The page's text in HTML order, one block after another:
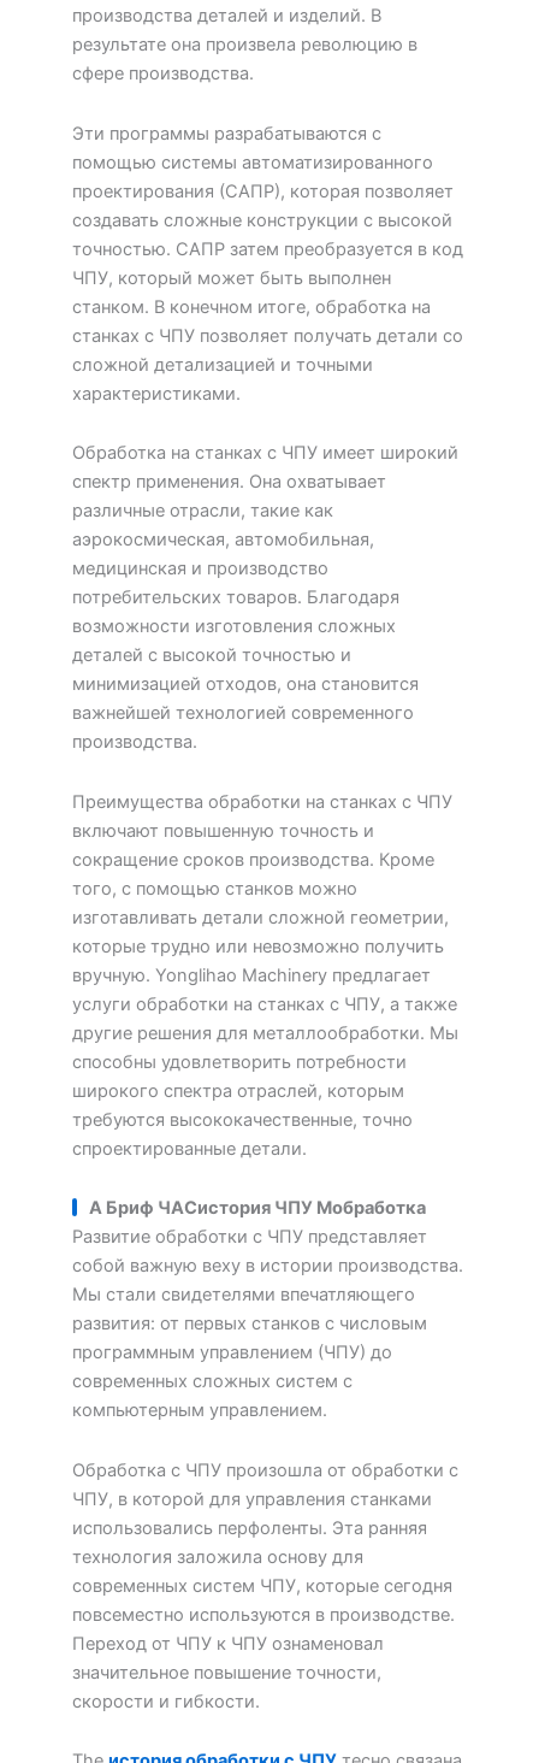
производства деталей и изделий. В
результате она произвела революцию в
сфере производства.
Эти программы разрабатываются с
помощью системы автоматизированного
проектирования (САПР), которая позволяет
создавать сложные конструкции с высокой
точностью. САПР затем преобразуется в код
ЧПУ, который может быть выполнен
станком. В конечном итоге, обработка на
станках с ЧПУ позволяет получать детали со
сложной детализацией и точными
характеристиками.
Обработка на станках с ЧПУ имеет широкий
спектр применения. Она охватывает
различные отрасли, такие как
аэрокосмическая, автомобильная,
медицинская и производство
потребительских товаров. Благодаря
возможности изготовления сложных
деталей с высокой точностью и
минимизацией отходов, она становится
важнейшей технологией современного
производства.
Преимущества обработки на станках с ЧПУ
включают повышенную точность и
сокращение сроков производства. Кроме
того, с помощью станков можно
изготавливать детали сложной геометрии,
которые трудно или невозможно получить
вручную. Yonglihao Machinery предлагает
услуги обработки на станках с ЧПУ, а также
другие решения для металлообработки. Мы
способны удовлетворить потребности
широкого спектра отраслей, которым
требуются высококачественные, точно
спроектированные детали.
А Бриф ЧАСистория ЧПУ Мобработка
Развитие обработки с ЧПУ представляет
собой важную веху в истории производства.
Мы стали свидетелями впечатляющего
развития: от первых станков с числовым
программным управлением (ЧПУ) до
современных сложных систем с
компьютерным управлением.
Обработка с ЧПУ произошла от обработки с
ЧПУ, в которой для управления станками
использовались перфоленты. Эта ранняя
технология заложила основу для
современных систем ЧПУ, которые сегодня
повсеместно используются в производстве.
Переход от ЧПУ к ЧПУ ознаменовал
значительное повышение точности,
скорости и гибкости.